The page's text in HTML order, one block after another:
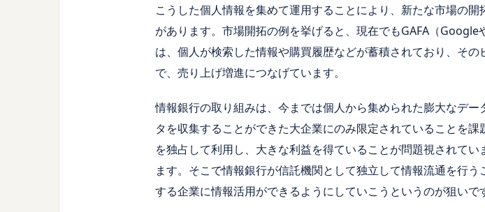
こうした個人情報を集めて運用することにより、新たな市場の
があります。市場開拓の例を挙げると、現在でもGAFA（
は、個人が検索した情報や購買履歴などが蓄積されており、そ
で、売り上げ増進につなげています。
情報銀行の取り組みは、今までは個人から集められた膨大なデ
タを収集することができた大企業にのみ限定されていることを
を独占して利用し、大きな利益を得ていることが問題視されて
ます。そこで情報銀行が信託機関として独立して情報流通を行
する企業に情報活用ができるようにしていこうというのが狙いで